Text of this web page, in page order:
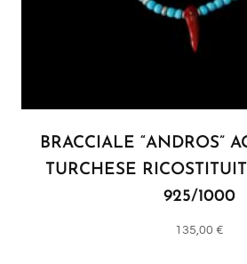
BRACCIALE “ANDROS”
TURCHESE
925/1000
135,00 €